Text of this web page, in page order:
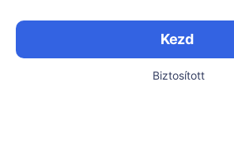
Kezd
Biztosított